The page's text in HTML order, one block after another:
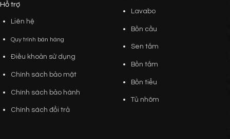
Hỗ trợ
Liên hệ
Quy trình bán hàng
Điều khoản sử dụng
Chính sách bảo mật
Chính sách bảo hành
Chính sách đổi trả
Lavabo
Bồn cầu
Sen tắm
Bồn tắm
Bồn tiểu
Tủ nhôm